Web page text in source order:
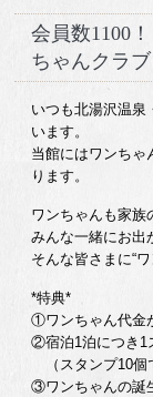
会員数1100
ちゃんクラブ
いつも北湯沢温泉
います。
当館にはワンちゃ
ります。
ワンちゃんも家族
みんな一緒にお出
そんな皆さまに“
*特典*
①ワンちゃん代金
②宿泊1泊につき1
（スタンプ10個
③ワンちゃんの誕